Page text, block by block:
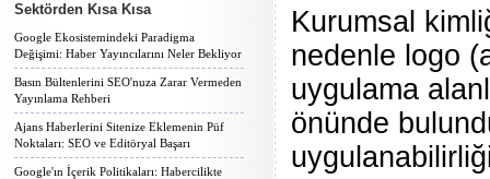
Sektörden Kısa Kısa
Google Ekosistemindeki Paradigma
Değişimi: Haber Yayıncılarını Neler Bekliyor
Basın Bültenlerini SEO'nuza Zarar Vermeden
Yayınlama Rehberi
Ajans Haberlerini Sitenize Eklemenin Püf
Noktaları: SEO ve Editöryal Başarı
Google'ın İçerik Politikaları: Habercilikte
Kurumsal
nedenle logo
uygulama
önünde